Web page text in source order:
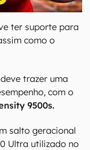
ter suporte para
como o
trazer uma
com o
9500s.
salto geracional
Ultra utilizado no